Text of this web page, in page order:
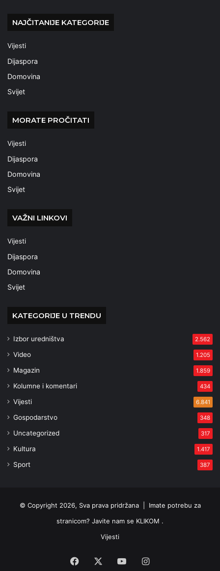
NAJČITANIJE KATEGORIJE
Vijesti
Dijaspora
Domovina
Svijet
MORATE PROČITATI
Vijesti
Dijaspora
Domovina
Svijet
VAŽNI LINKOVI
Vijesti
Dijaspora
Domovina
Svijet
KATEGORIJE U TRENDU
Izbor uredništva 2.562
Video 1.205
Magazin 1.859
Kolumne i komentari 434
Vijesti 6.841
Gospodarstvo 348
Uncategorized 317
Kultura 1.417
Sport 387
© Copyright 2026, Sva prava pridržana | Imate potrebu za
stranicom? Javite nam se KLIKOM .
Vijesti
Facebook YouTubeInstagram